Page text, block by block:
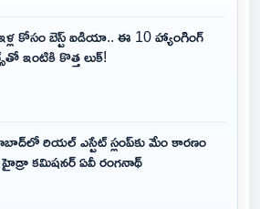
కోసం బెస్ట్ ఐడియా.. ఈ 10 హ్యాంగింగ్
ఇంటికి కొత్త లుక్!
రియల్ ఎస్టేట్ స్లంప్‌కు మేం కారణం
కమిషనర్ ఏవీ రంగనాథ్